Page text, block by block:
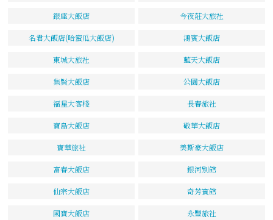
銀座大飯店 今夜莊大旅社
名君大飯店(哈蜜瓜大飯店) 鴻賓大飯店
東城大旅社 藍天大飯店
集賢大飯店 公園大飯店
福星大客棧 長春旅社
寶島大飯店 敬華大飯店
寶華旅社 美斯豪大飯店
富春大飯店 銀河別館
仙宗大飯店 奇芳賓館
國寶大飯店 永豐旅社